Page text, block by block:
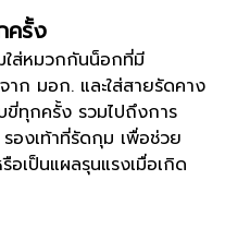
ครั้ง
ใส่หมวกกันน็อกที่มี
ก มอก. และใส่สายรัดคาง
ทุกครั้ง รวมไปถึงการ
องเท้าที่รัดกุม เพื่อช่วย
เป็นแผลรุนแรงเมื่อเกิด